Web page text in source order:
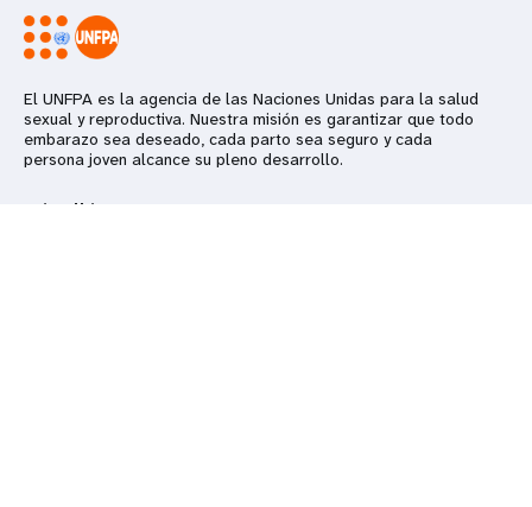
El UNFPA es la agencia de las Naciones Unidas para la salud
sexual y reproductiva. Nuestra misión es garantizar que todo
embarazo sea deseado, cada parto sea seguro y cada
persona joven alcance su pleno desarrollo.
Más allá